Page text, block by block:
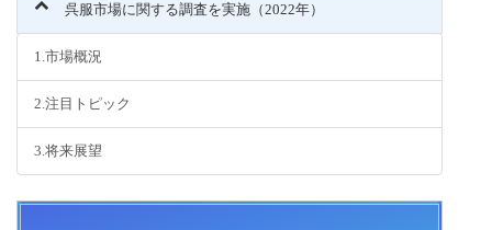
呉服市場に関する調査を実施（2022年）
1.市場概況
2.注目トピック
3.将来展望